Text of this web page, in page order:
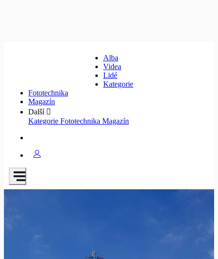
Alba
Videa
Lidé
Kategorie
Fototechnika
Magazín
Další
Kategorie Fototechnika Magazín